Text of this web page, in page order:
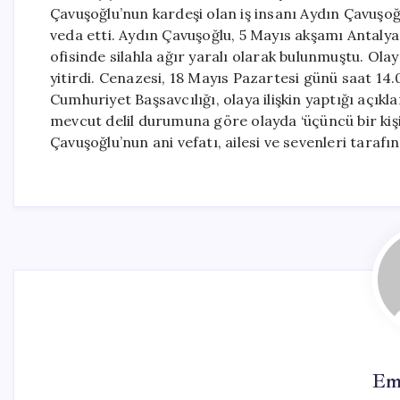
Çavuşoğlu’nun kardeşi olan iş insanı Aydın
veda etti. Aydın Çavuşoğlu, 5 Mayıs akşamı
ofisinde silahla ağır yaralı olarak bulunmuştu.
yitirdi. Cenazesi, 18 Mayıs Pazartesi günü saat
Cumhuriyet Başsavcılığı, olaya ilişkin yaptığı
mevcut delil durumuna göre olayda ‘üçüncü bir
Çavuşoğlu’nun ani vefatı, ailesi ve sevenleri